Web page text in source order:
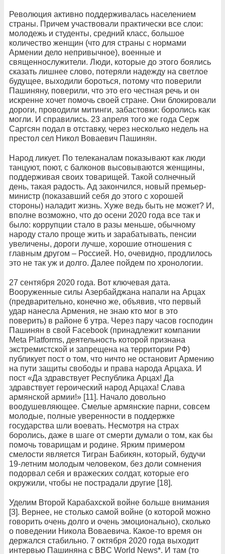
Революция активно поддерживалась населением
страны. Причем участвовали практически все слои:
молодежь и студенты, средний класс, большое
количество женщин (что для страны с нормами
Армении дело непривычное), военные и
священнослужители. Люди, которые до этого боялись
сказать лишнее слово, потеряли надежду на светлое
будущее, выходили бороться, потому что поверили
Пашиняну, поверили, что это его честная речь и он
искренне хочет помочь своей стране. Они блокировали
дороги, проводили митинги, забастовки: боролись как
могли. И справились. 23 апреля того же года Серж
Саргсян подал в отставку, через несколько недель на
престол сел Никол Воваевич Пашинян.
Народ ликует. По телеканалам показывают как люди
танцуют, поют, с балконов высовываются женщины,
поддерживая своих товарищей. Такой солнечный
день, такая радость. Ад закончился, новый премьер-
министр (показавший себя до этого с хорошей
стороны) наладит жизнь. Хуже ведь быть не может? И,
вполне возможно, что до осени 2020 года все так и
было: коррупции стало в разы меньше, обычному
народу стало проще жить и зарабатывать, пенсии
увеличены, дороги лучше, хорошие отношения с
главным другом – Россией. Но, очевидно, продлилось
это не так уж и долго. Далее пойдем по хронологии.
27 сентября 2020 года. Вот ключевая дата.
Вооруженные силы Азербайджана напали на Арцах
(предварительно, конечно же, объявив, что первый
удар нанесла Армения, не знаю кто мог в это
поверить) в районе 6 утра. Через пару часов господин
Пашинян в свой Facebook (принадлежит компании
Meta Platforms, деятельность которой признана
экстремистской и запрещена на территории РФ)
публикует пост о том, что ничто не остановит Армению
на пути защиты свободы и права народа Арцаха. И
пост «Да здравствует Республика Арцах! Да
здравствует героический народ Арцаха! Слава
армянской армии!» [11]. Начало довольно
воодушевляющее. Смелые армянские парни, совсем
молодые, полные уверенности в поддержке
государства шли воевать. Несмотря на страх
боролись, даже в шаге от смерти думали о том, как бы
помочь товарищам и родине. Ярким примером
смелости является Тигран Бабикян, который, будучи
19-летним молодым человеком, без доли сомнения
подорвал себя и вражеских солдат, которые его
окружили, чтобы не пострадали другие [18].
Уделим Второй Карабахской войне больше внимания
[3]. Вернее, не столько самой войне (о которой можно
говорить очень долго и очень эмоционально), сколько
о поведении Никола Воваевича. Какое-то время он
держался стабильно. 7 октября 2020 года выходит
интервью Пашиняна с BBC World News*. И там (то